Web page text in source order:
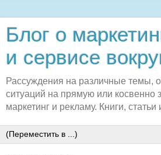
Блог о
и сервисе
Рассуждения на различные темы,
ситуаций на прямую или косвенно
маркетинг и рекламу. Книги, статьи